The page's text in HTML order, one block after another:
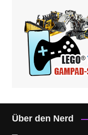
Über den Nerd